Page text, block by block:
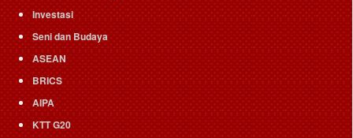
Investasi
Seni dan Budaya
ASEAN
BRICS
AIPA
KTT G20